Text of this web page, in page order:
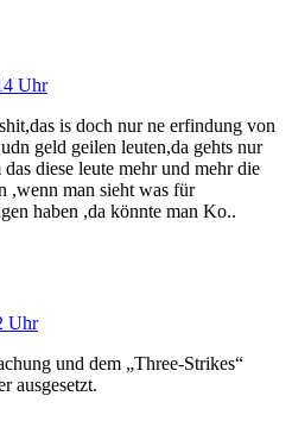
Uhr
is doch nur ne erfindung von
geld geilen leuten,da gehts nur
diese leute mehr und mehr die
,wenn man sieht was für
haben ,da könnte man Ko..
Uhr
und dem „Three-Strikes“
ausgesetzt.